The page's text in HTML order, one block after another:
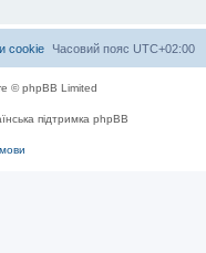
Часовий пояс UTC+02:00
cookie
© phpBB Limited
підтримка phpBB